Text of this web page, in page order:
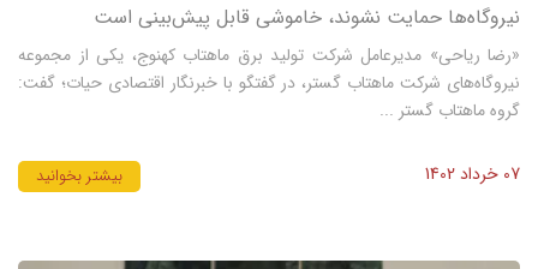
نیروگاه‌ها حمایت نشوند، خاموشی قابل پیش‌بینی است
«رضا ریاحی» مدیرعامل شرکت تولید برق ماهتاب کهنوج، یکی از مجموعه
نیروگاه‌های شرکت ماهتاب گستر، در گفتگو با خبرنگار اقتصادی حیات؛ گفت:
گروه ماهتاب گستر ...
07 خرداد 1402 بیشتر بخوانید